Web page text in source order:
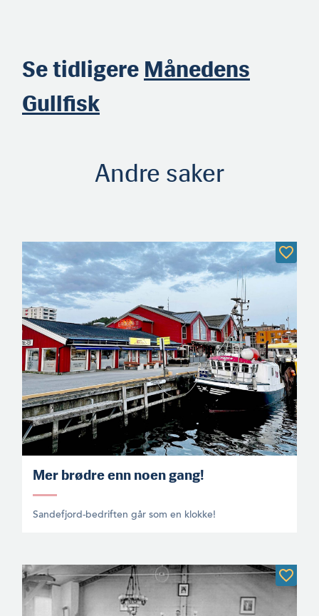
Se tidligere Månedens
Gullfisk
Andre saker
Mer brødre enn noen gang!
Sandefjord-bedriften går som en klokke!